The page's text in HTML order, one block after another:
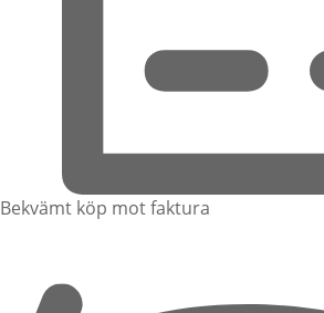
Bekvämt köp mot faktura